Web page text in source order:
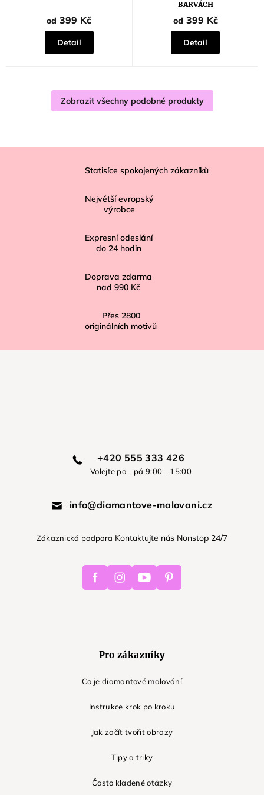
od 399 Kč
Detail
BARVÁCH
od 399 Kč
Detail
Zobrazit všechny podobné produkty
Statisíce spokojených zákazníků
Největší evropský
výrobce
Expresní odeslání
do 24 hodin
Doprava zdarma
nad 990 Kč
Přes 2800
originálních motivů
+420 555 333 426
Volejte po - pá 9:00 - 15:00
info@diamantove-malovani.cz
Zákaznická podpora Kontaktujte nás Nonstop 24/7
FacebookInstagramYoutube Pinterest
Pro zákazníky
Co je diamantové malování
Instrukce krok po kroku
Jak začít tvořit obrazy
Tipy a triky
Často kladené otázky